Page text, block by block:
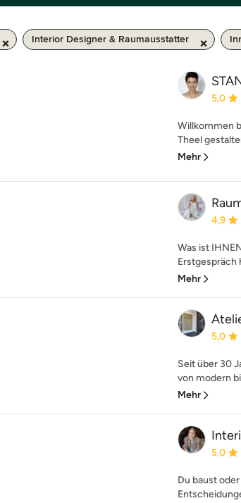
Interior Designer & Raumausstatter
5,0
Willkommen
Theel
Mehr
4,9
Was ist
Erstgespräch
Mehr
5,0
Seit über 30
von modern
Mehr
5,0
Du baust